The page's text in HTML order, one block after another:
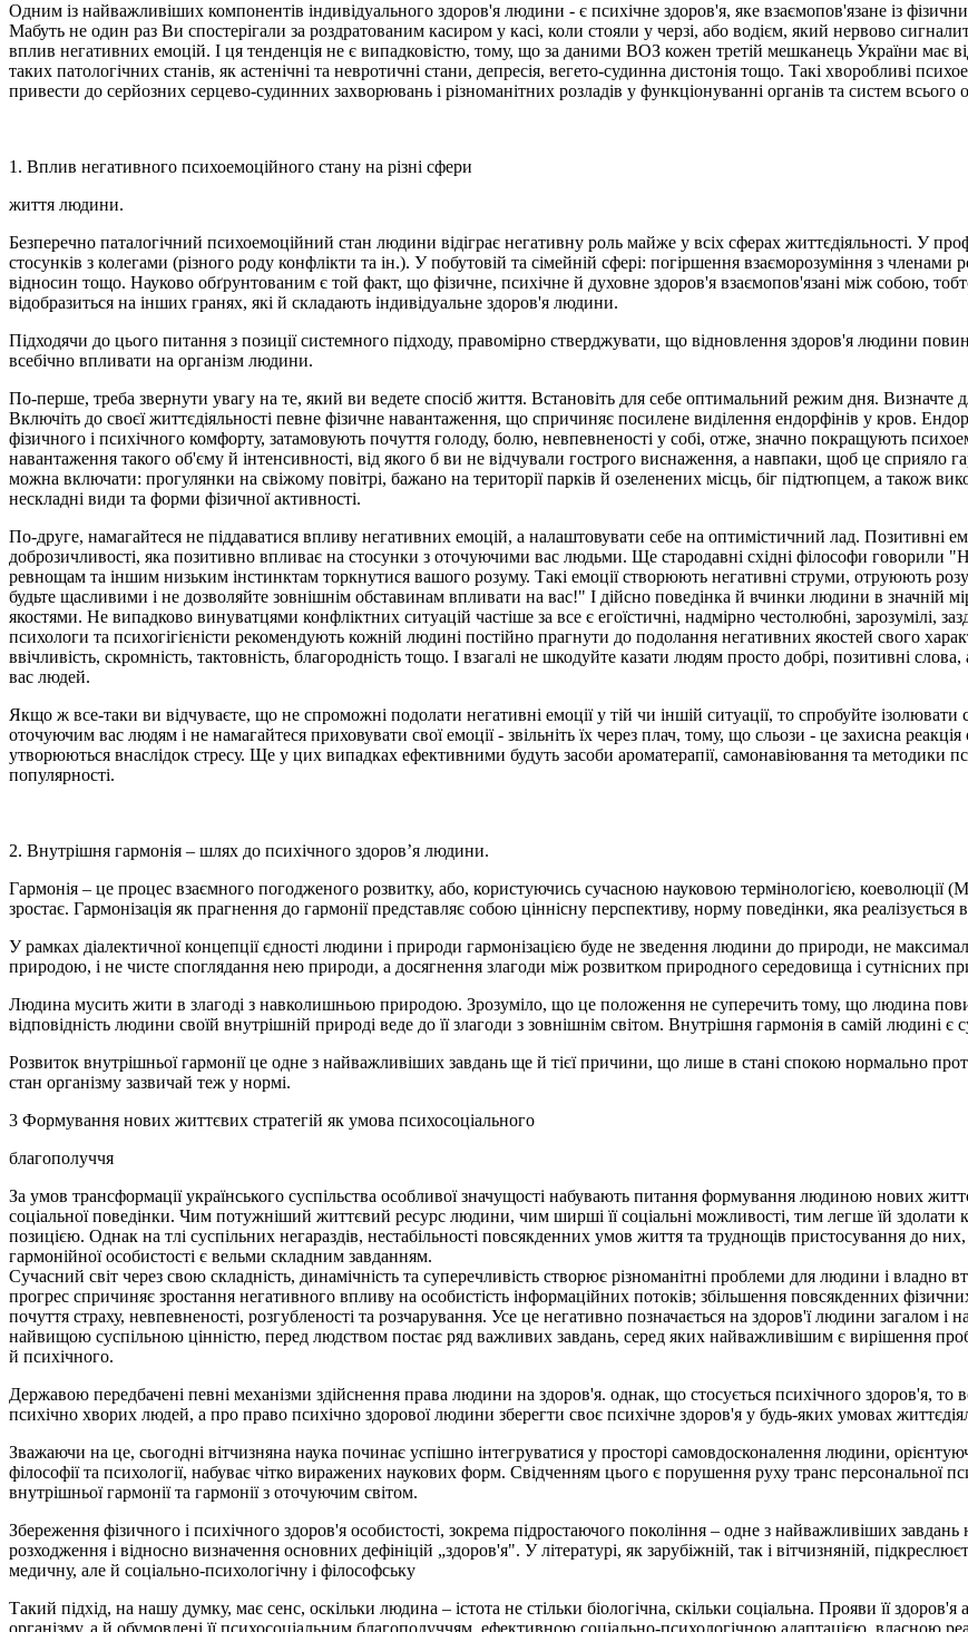
Одним із найважливіших компонентів індивідуального здоров'я людини - є психічне здоров'я, яке взаємопов'язане із
Мабуть не один раз Ви спостерігали за роздратованим касиром у касі, коли стояли у черзі, або водієм, який нервово
вплив негативних емоцій. І ця тенденція не є випадковістю, тому, що за даними ВОЗ кожен третій мешканець України має
таких патологічних станів, як астенічні та невротичні стани, депресія, вегето-судинна дистонія тощо. Такі хворобливі
привести до серйозних серцево-судинних захворювань і різноманітних розладів у функціонуванні органів та систем всього
1. Вплив негативного психоемоційного стану на різні сфери
життя людини.
Безперечно паталогічний психоемоційний стан людини відіграє негативну роль майже у всіх сферах життєдіяльності. У
стосунків з колегами (різного роду конфлікти та ін.). У побутовій та сімейній сфері: погіршення взаєморозуміння з
відносин тощо. Науково обґрунтованим є той факт, що фізичне, психічне й духовне здоров'я взаємопов'язані між собою,
відобразиться на інших гранях, які й складають індивідуальне здоров'я людини.
Підходячи до цього питання з позиції системного підходу, правомірно стверджувати, що відновлення здоров'я людини
всебічно впливати на організм людини.
По-перше, треба звернути увагу на те, який ви ведете спосіб життя. Встановіть для себе оптимальний режим дня.
Включіть до своєї життєдіяльності певне фізичне навантаження, що спричиняє посилене виділення ендорфінів у кров.
фізичного і психічного комфорту, затамовують почуття голоду, болю, невпевненості у собі, отже, значно покращують
навантаження такого об'єму й інтенсивності, від якого б ви не відчували гострого виснаження, а навпаки, щоб це
можна включати: прогулянки на свіжому повітрі, бажано на території парків й озеленених місць, біг підтюпцем, а також
нескладні види та форми фізичної активності.
По-друге, намагайтеся не піддаватися впливу негативних емоцій, а налаштовувати себе на оптимістичний лад. Позитивні
доброзичливості, яка позитивно впливає на стосунки з оточуючими вас людьми. Ще стародавні східні філософи говорили
ревнощам та іншим низьким інстинктам торкнутися вашого розуму. Такі емоції створюють негативні струми, отруюють
будьте щасливими і не дозволяйте зовнішнім обставинам впливати на вас!" І дійсно поведінка й вчинки людини в значній
якостями. Не випадково винуватцями конфліктних ситуацій частіше за все є егоїстичні, надмірно честолюбні, зарозумілі,
психологи та психогігієністи рекомендують кожній людині постійно прагнути до подолання негативних якостей свого
ввічливість, скромність, тактовність, благородність тощо. І взагалі не шкодуйте казати людям просто добрі, позитивні
вас людей.
Якщо ж все-таки ви відчуваєте, що не спроможні подолати негативні емоції у тій чи іншій ситуації, то спробуйте
оточуючим вас людям і не намагайтеся приховувати свої емоції - звільніть їх через плач, тому, що сльози - це захисна
утворюються внаслідок стресу. Ще у цих випадках ефективними будуть засоби ароматерапії, самонавіювання та методики
популярності.
2. Внутрішня гармонія – шлях до психічного здоров’я людини.
Гармонія – це процес взаємного погодженого розвитку, або, користуючись сучасною науковою термінологією, коеволюції
зростає. Гармонізація як прагнення до гармонії представляє собою ціннісну перспективу, норму поведінки, яка
У рамках діалектичної концепції єдності людини і природи гармонізацією буде не зведення людини до природи, не
природою, і не чисте споглядання нею природи, а досягнення злагоди між розвитком природного середовища і сутнісних
Людина мусить жити в злагоді з навколишньою природою. Зрозуміло, що це положення не суперечить тому, що людина
відповідність людини своїй внутрішній природі веде до її злагоди з зовнішнім світом. Внутрішня гармонія в самій людині є
Розвиток внутрішньої гармонії це одне з найважливіших завдань ще й тієї причини, що лише в стані спокою нормально
стан організму зазвичай теж у нормі.
3 Формування нових життєвих стратегій як умова психосоціального
благополуччя
За умов трансформації українського суспільства особливої значущості набувають питання формування людиною нових
соціальної поведінки. Чим потужніший життєвий ресурс людини, чим ширші її соціальні можливості, тим легше їй здолати
позицією. Однак на тлі суспільних негараздів, нестабільності повсякденних умов життя та труднощів пристосування до
гармонійної особистості є вельми складним завданням.
Сучасний світ через свою складність, динамічність та суперечливість створює різноманітні проблеми для людини і владно
прогрес спричиняє зростання негативного впливу на особистість інформаційних потоків; збільшення повсякденних
почуття страху, невпевненості, розгубленості та розчарування. Усе це негативно позначається на здоров'ї людини загалом
найвищою суспільною цінністю, перед людством постає ряд важливих завдань, серед яких найважливішим є вирішення
й психічного.
Державою передбачені певні механізми здійснення права людини на здоров'я. однак, що стосується психічного здоров'я,
психічно хворих людей, а про право психічно здорової людини зберегти своє психічне здоров'я у будь-яких умовах
Зважаючи на це, сьогодні вітчизняна наука починає успішно інтегруватися у просторі самовдосконалення людини,
філософії та психології, набуває чітко виражених наукових форм. Свідченням цього є порушення руху транс персональної
внутрішньої гармонії та гармонії з оточуючим світом.
Збереження фізичного і психічного здоров'я особистості, зокрема підростаючого покоління – одне з найважливіших
розходження і відносно визначення основних дефініцій „здоров'я". У літературі, як зарубіжній, так і вітчизняній,
медичну, але й соціально-психологічну і філософську
Такий підхід, на нашу думку, має сенс, оскільки людина – істота не стільки біологічна, скільки соціальна. Прояви її
організму, а й обумовлені її психосоціальним благополуччям, ефективною соціально-психологічною адаптацією, власною